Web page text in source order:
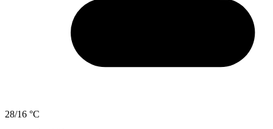
28/16 °C